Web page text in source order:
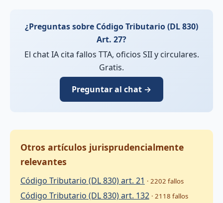
¿Preguntas sobre Código Tributario (DL 830)
Art. 27?
El chat IA cita fallos TTA, oficios SII y circulares.
Gratis.
Preguntar al chat →
Otros artículos jurisprudencialmente
relevantes
Código Tributario (DL 830) art. 21 · 2202 fallos
Código Tributario (DL 830) art. 132 · 2118 fallos